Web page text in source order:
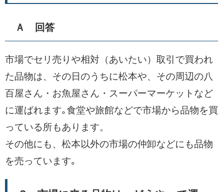
Ａ 回答
市場でセリ売りや相対（あいたい）取引で買われ
た品物は、その日のうちに松本や、その周辺の八
百屋さん・お魚屋さん・スーパーマーケットなど
に運ばれます｡食堂や旅館などで市場から品物を買
っている所もあります。
その他にも、松本以外の市場の仲卸などにも品物
を売っています｡